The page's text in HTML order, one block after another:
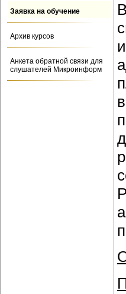
Заявка на обучение
Архив курсов
Анкета обратной связи для
слушателей Микроинформ